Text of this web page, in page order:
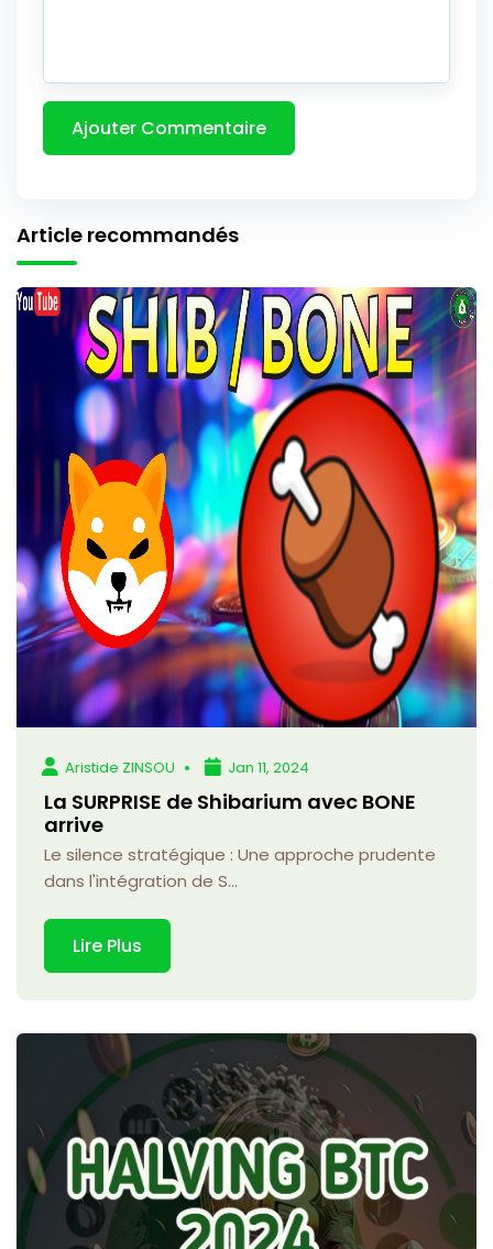
Article recommandés
Aristide ZINSOU Jan 11, 2024
La SURPRISE de Shibarium avec BONE
arrive
Le silence stratégique : Une approche prudente
dans l'intégration de S...
Lire Plus